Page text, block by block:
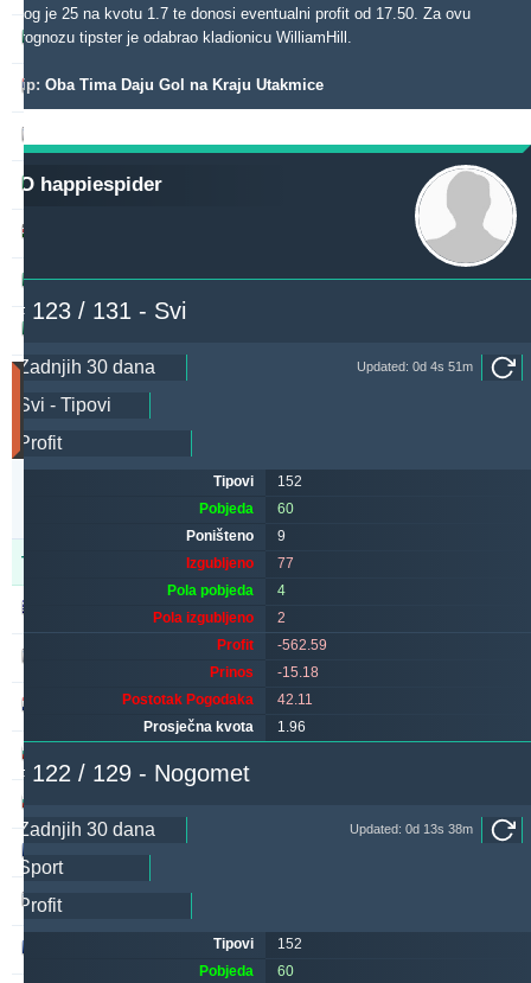
ulog je 25 na kvotu 1.7 te donosi eventualni profit od 17.50. Za ovu
prognozu tipster je odabrao kladionicu WilliamHill.
Tip: Oba Tima Daju Gol na Kraju Utakmice
O happiespider
# 123 / 131 - Svi
Updated: 0d 4s 51m
Tipovi
Pobjeda
Poništeno
Izgubljeno
Pola pobjeda
Pola izgubljeno
152
60
9
77
4
2
Profit
Prinos
Postotak Pogodaka
Prosječna kvota
-562.59
-15.18
42.11
1.96
# 122 / 129 - Nogomet
Updated: 0d 13s 38m
Tipovi
Pobjeda
152
60
b1848 329.09 10.59 %
noja57 303.67 -3.03 %
dieztips2xr 239.45
samispaco 191.64 16.91 %
Utakmice
(Zadnjih
dana)
Tipster Poništeno Izgubljeno
45
319 0 351
255
makau
243